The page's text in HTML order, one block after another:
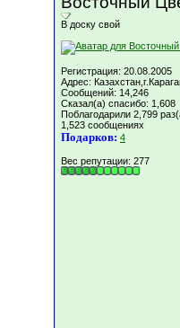
В доску свой
Регистрация: 20.08.2005
Адрес:
Сообщений: 14,246
Сказал(а) спасибо: 1,608
Поблагодарили 2,799
1,523 сообщениях
Подарков: 4
Вес репутации: 277